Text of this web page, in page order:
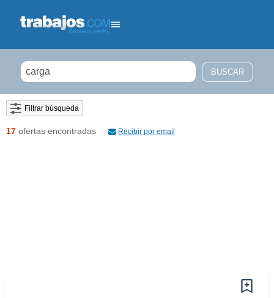
Filtrar búsqueda
17 ofertas encontradas Recibir por email